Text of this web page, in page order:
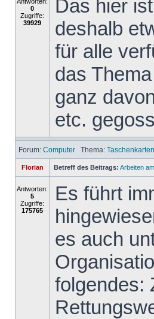
0
Zugriffe:
39929
Das hier
deshalb
für alle
das
ganz
etc.
Forum: Computer Thema:
Florian Betreff des Beitrags: Arbeiten
Antworten:
5
Zugriffe:
175765
Es führt
es auch
folgendes: